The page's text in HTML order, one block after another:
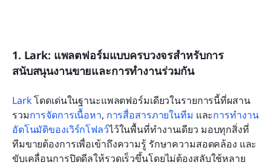
1. Lark: แพลตฟอร์มแบบครบวงจรสำหรับการ
สนับสนุนงานขายและการทำงานร่วมกัน
Lark โดดเด่นในฐานะแพลตฟอร์มเดียวในรายการนี้ที่ผสาน
รวมการจัดการเนื้อหา, การสื่อสารภายในทีม และการทำงาน
อัตโนมัติของเวิร์กโฟลว์ไว้ในพื้นที่ทำงานเดียว มอบทุกสิ่งที่
ทีมขายต้องการเพื่อเข้าถึงความรู้ รักษาความสอดคล้อง และ
ขับเคลื่อนการปิดดีลให้รวดเร็วขึ้นโดยไม่ต้องสลับใช้หลาย